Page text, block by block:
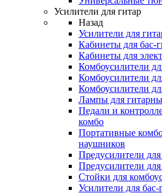
Усилители для гитар
Назад
Усилители для
Кабинеты для бас-
Кабинеты для
Комбоусилители
Комбоусилители
Комбоусилители
Лампы для
Педали и
комбо
Портативные
наушников
Предусилители для
Предусилители для
Стойки для
Усилители для бас-